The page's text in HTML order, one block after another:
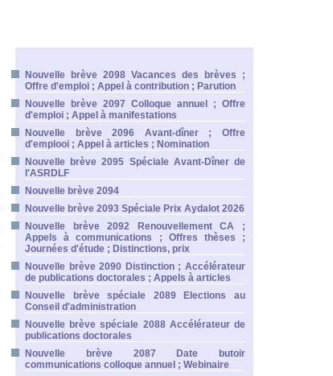
Nouvelle brève 2098 Vacances des brèves ;
Offre d'emploi ; Appel à contribution ; Parution
Nouvelle brève 2097 Colloque annuel ; Offre
d'emploi ; Appel à manifestations
Nouvelle brève 2096 Avant-dîner ; Offre
d'emplooi ; Appel à articles ; Nomination
Nouvelle brève 2095 Spéciale Avant-Dîner de
l'ASRDLF
Nouvelle brève 2094
Nouvelle brève 2093 Spéciale Prix Aydalot 2026
Nouvelle brève 2092 Renouvellement CA ;
Appels à communications ; Offres thèses ;
Journées d'étude ; Distinctions, prix
Nouvelle brève 2090 Distinction ; Accélérateur
de publications doctorales ; Appels à articles
Nouvelle brève spéciale 2089 Elections au
Conseil d'administration
Nouvelle brève spéciale 2088 Accélérateur de
publications doctorales
Nouvelle brève 2087 Date butoir
communications colloque annuel ; Webinaire